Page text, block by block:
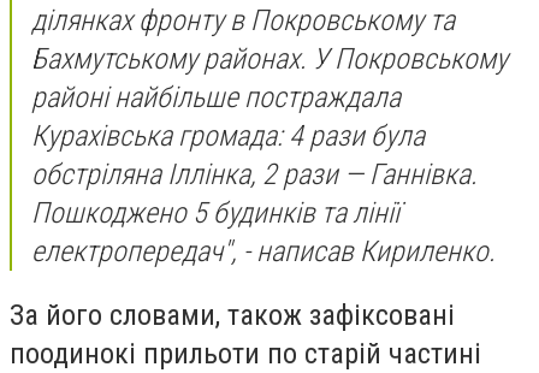
ділянках фронту в Покровському та
Бахмутському районах. У Покровському
районі найбільше постраждала
Курахівська громада: 4 рази була
обстріляна Іллінка, 2 рази — Ганнівка.
Пошкоджено 5 будинків та лінії
електропередач", - написав Кириленко.
За його словами, також зафіксовані
поодинокі прильоти по старій частині